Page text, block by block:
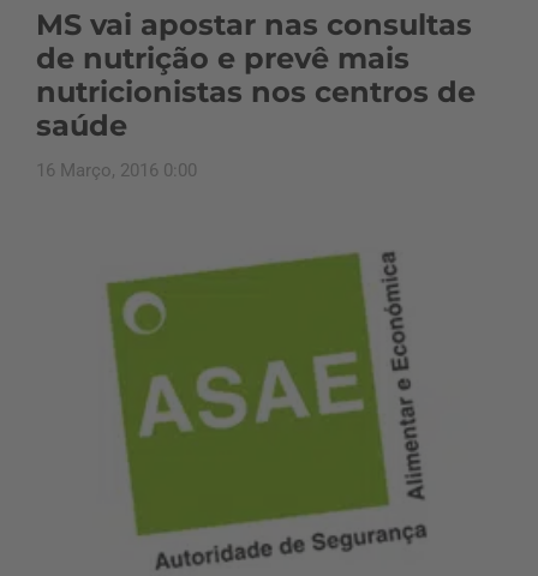
MS vai apostar nas consultas
de nutrição e prevê mais
nutricionistas nos centros de
saúde
16 Março, 2016 0:00